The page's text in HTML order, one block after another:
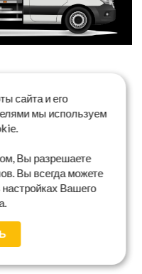
сайта и его
мы используем
Вы разрешаете
Вы всегда можете
Вашего